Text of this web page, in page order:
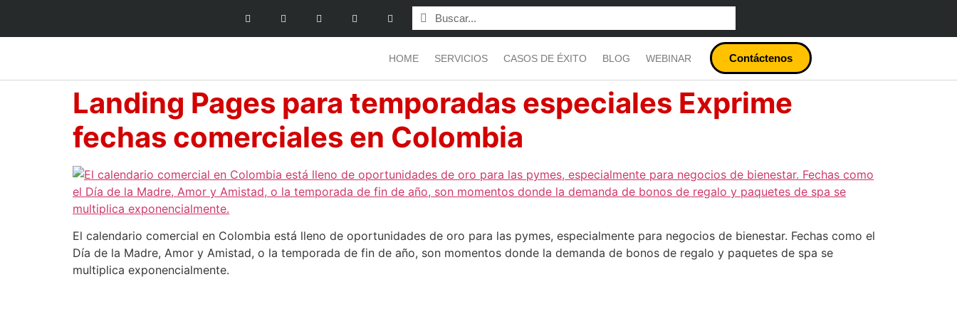
HOME SERVICIOS CASOS DE ÉXITO BLOG WEBINAR Contáctenos
Landing Pages para temporadas especiales Exprime
fechas comerciales en Colombia
El calendario comercial en Colombia está lleno de oportunidades de oro para las pymes, especialmente para negocios de bienestar. Fechas como el
Día de la Madre, Amor y Amistad, o la temporada de fin de año, son momentos donde la demanda de bonos de regalo y paquetes de spa se
multiplica exponencialmente.